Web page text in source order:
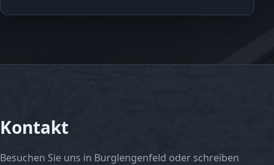
Kontakt
Besuchen Sie uns in Burglengenfeld oder schreiben